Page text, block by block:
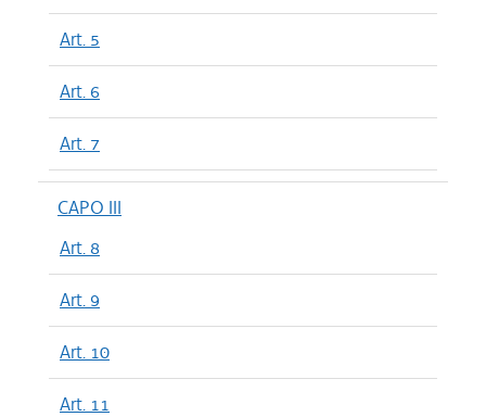
Art. 5
Art. 6
Art. 7
CAPO III
Art. 8
Art. 9
Art. 10
Art. 11